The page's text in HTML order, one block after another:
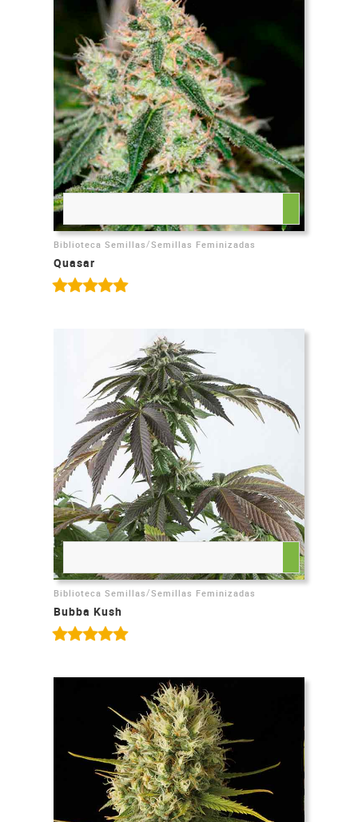
Biblioteca Semillas /Semillas Feminizadas
Quasar
Biblioteca Semillas/Semillas Feminizadas
Bubba Kush